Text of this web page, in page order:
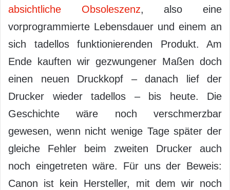
absichtliche Obsoleszenz, also eine
vorprogrammierte Lebensdauer und einem an
sich tadellos funktionierenden Produkt. Am
Ende kauften wir gezwungener Maßen doch
einen neuen Druckkopf – danach lief der
Drucker wieder tadellos – bis heute. Die
Geschichte wäre noch verschmerzbar
gewesen, wenn nicht wenige Tage später der
gleiche Fehler beim zweiten Drucker auch
noch eingetreten wäre. Für uns der Beweis:
Canon ist kein Hersteller, mit dem wir noch